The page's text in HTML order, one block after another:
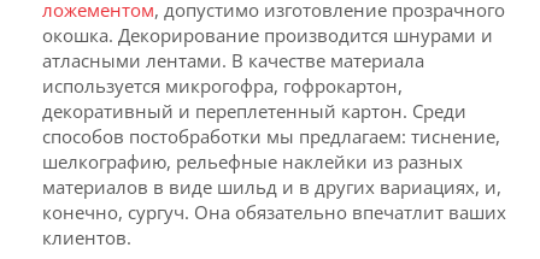
ложементом, допустимо изготовление прозрачного
окошка. Декорирование производится шнурами и
атласными лентами. В качестве материала
используется микрогофра, гофрокартон,
декоративный и переплетенный картон. Среди
способов постобработки мы предлагаем: тиснение,
шелкографию, рельефные наклейки из разных
материалов в виде шильд и в других вариациях, и,
конечно, сургуч. Она обязательно впечатлит ваших
клиентов.